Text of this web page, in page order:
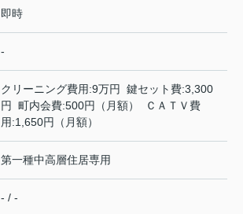
即時
-
クリーニング費用:9万円 鍵セット費:3,300
円 町内会費:500円（月額） ＣＡＴＶ費
用:1,650円（月額）
第一種中高層住居専用
- / -